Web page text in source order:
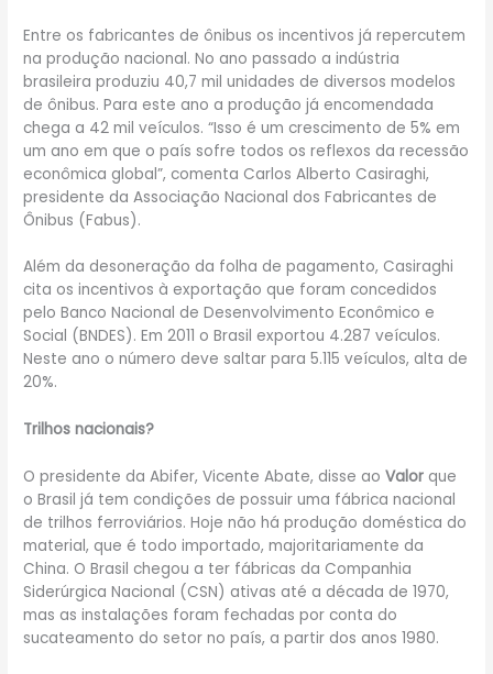
Entre os fabricantes de ônibus os incentivos já repercutem
na produção nacional. No ano passado a indústria
brasileira produziu 40,7 mil unidades de diversos modelos
de ônibus. Para este ano a produção já encomendada
chega a 42 mil veículos. “Isso é um crescimento de 5% em
um ano em que o país sofre todos os reflexos da recessão
econômica global”, comenta Carlos Alberto Casiraghi,
presidente da Associação Nacional dos Fabricantes de
Ônibus (Fabus).
Além da desoneração da folha de pagamento, Casiraghi
cita os incentivos à exportação que foram concedidos
pelo Banco Nacional de Desenvolvimento Econômico e
Social (BNDES). Em 2011 o Brasil exportou 4.287 veículos.
Neste ano o número deve saltar para 5.115 veículos, alta de
20%.
Trilhos nacionais?
O presidente da Abifer, Vicente Abate, disse aoValor que
o Brasil já tem condições de possuir uma fábrica nacional
de trilhos ferroviários. Hoje não há produção doméstica do
material, que é todo importado, majoritariamente da
China. O Brasil chegou a ter fábricas da Companhia
Siderúrgica Nacional (CSN) ativas até a década de 1970,
mas as instalações foram fechadas por conta do
sucateamento do setor no país, a partir dos anos 1980.